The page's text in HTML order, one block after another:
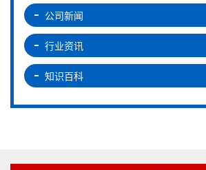
公司新闻
行业资讯
知识百科